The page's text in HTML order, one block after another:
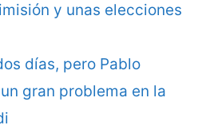
y unas elecciones
días, pero Pablo
gran problema en la